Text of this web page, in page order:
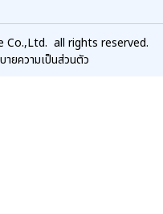
Co.,Ltd. all rights reserved.
ายความเป็นส่วนตัว